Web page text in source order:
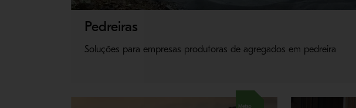
Pedreiras
Soluções para empresas produtoras de agregados em pedreira